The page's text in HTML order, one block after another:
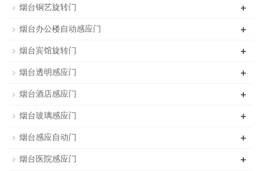
烟台铜艺旋转门 +
烟台办公楼自动感应门 +
烟台宾馆旋转门 +
烟台透明感应门 +
烟台酒店感应门 +
烟台玻璃感应门 +
烟台感应自动门 +
烟台医院感应门 +